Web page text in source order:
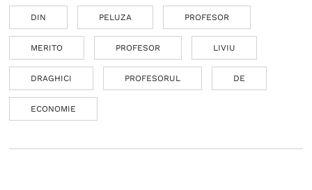
DIN PELUZA PROFESOR
MERITO PROFESOR LIVIU
DRAGHICI PROFESORUL DE
ECONOMIE